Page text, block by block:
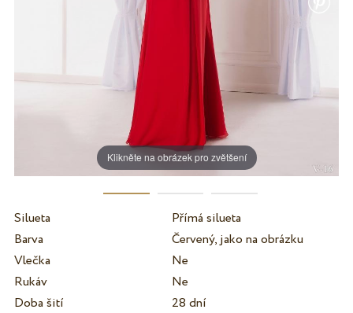
Klikněte na obrázek pro zvětšení
Silueta
Přímá silueta
Barva
Červený, jako na obrázku
Vlečka
Ne
Rukáv
Ne
Doba šití
28 dní